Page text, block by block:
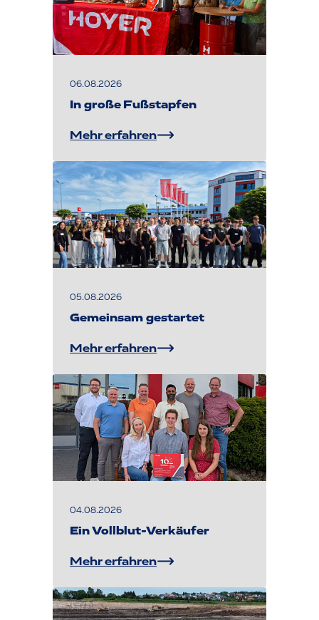
06.08.2026
In große Fußstapfen
Mehr erfahren
05.08.2026
Gemeinsam gestartet
Mehr erfahren
04.08.2026
Ein Vollblut-Verkäufer
Mehr erfahren